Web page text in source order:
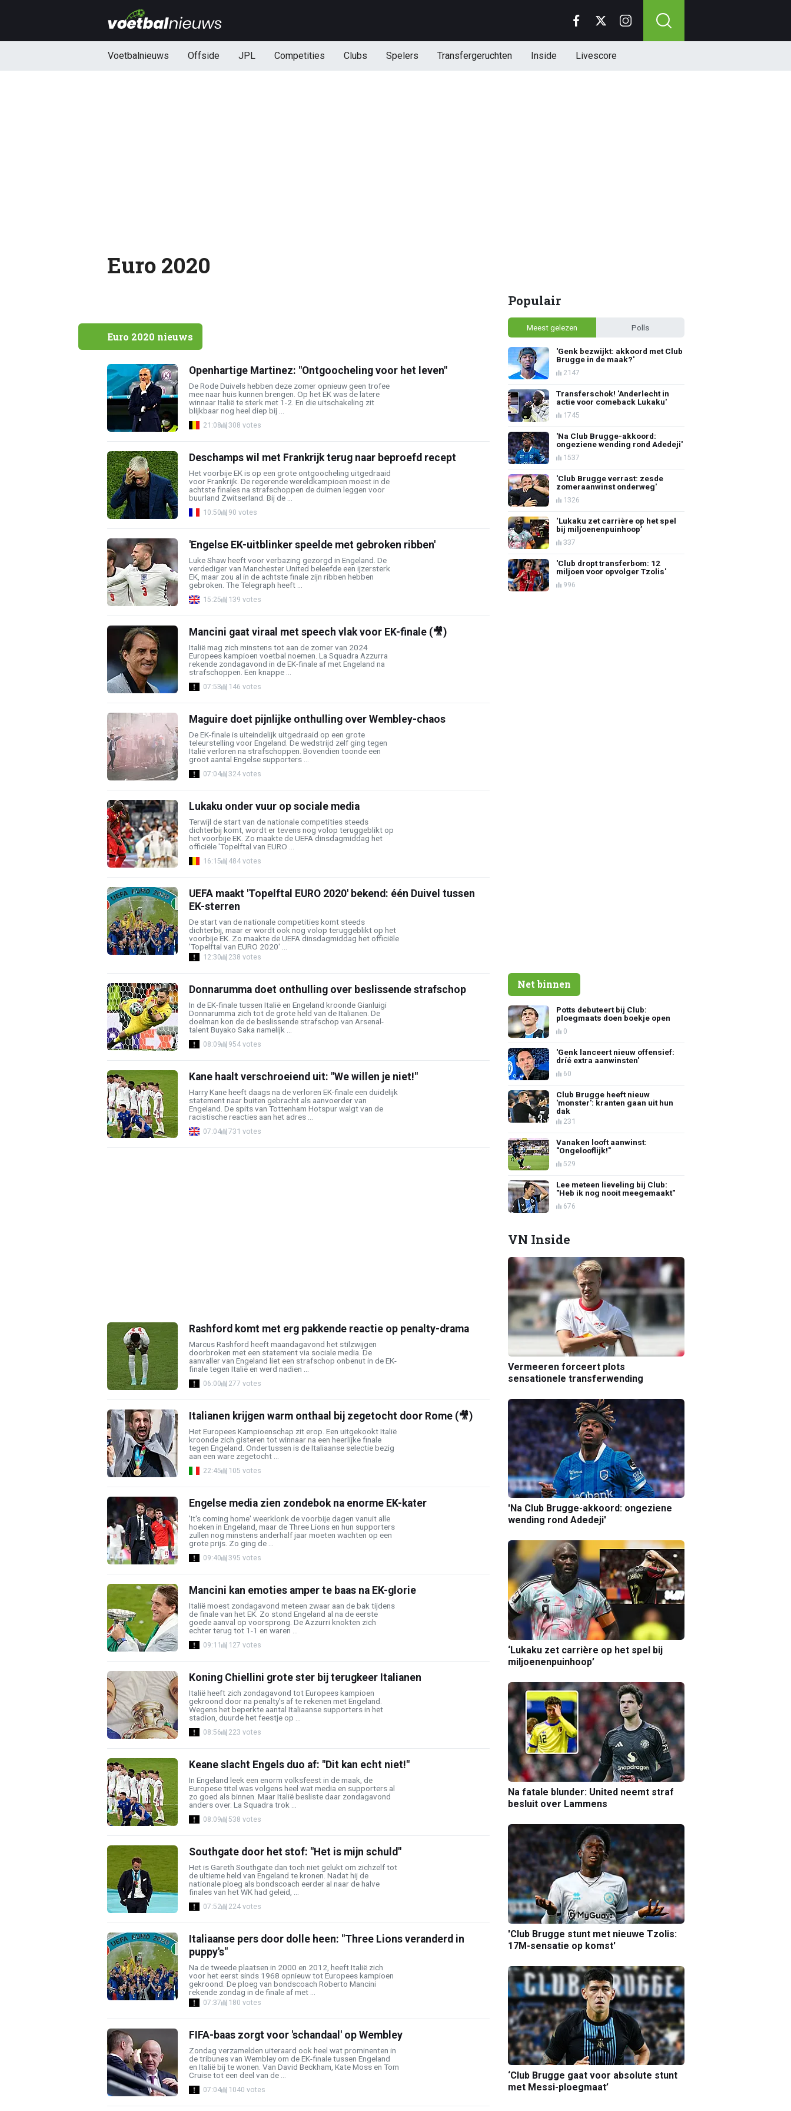
Voetbalnieuws Offside JPL Competities Clubs Spelers Transfergeruchten Inside Livescore
Euro 2020
Euro 2020 nieuws
Openhartige Martinez: "Ontgoocheling voor het leven"
De Rode Duivels hebben deze zomer opnieuw geen trofee
mee naar huis kunnen brengen. Op het EK was de latere
winnaar Italië te sterk met 1-2. En die uitschakeling zit
blijkbaar nog heel diep bij ...
21:08 308 votes
Deschamps wil met Frankrijk terug naar beproefd recept
Het voorbije EK is op een grote ontgoocheling uitgedraaid
voor Frankrijk. De regerende wereldkampioen moest in de
achtste finales na strafschoppen de duimen leggen voor
buurland Zwitserland. Bij de ...
10:50 90 votes
'Engelse EK-uitblinker speelde met gebroken ribben'
Luke Shaw heeft voor verbazing gezorgd in Engeland. De
verdediger van Manchester United beleefde een ijzersterk
EK, maar zou al in de achtste finale zijn ribben hebben
gebroken. The Telegraph heeft ...
15:25 139 votes
Mancini gaat viraal met speech vlak voor EK-finale (🎥)
Italië mag zich minstens tot aan de zomer van 2024
Europees kampioen voetbal noemen. La Squadra Azzurra
rekende zondagavond in de EK-finale af met Engeland na
strafschoppen. Een knappe ...
07:53 146 votes
Maguire doet pijnlijke onthulling over Wembley-chaos
De EK-finale is uiteindelijk uitgedraaid op een grote
teleurstelling voor Engeland. De wedstrijd zelf ging tegen
Italië verloren na strafschoppen. Bovendien toonde een
groot aantal Engelse supporters ...
07:04 324 votes
Lukaku onder vuur op sociale media
Terwijl de start van de nationale competities steeds
dichterbij komt, wordt er tevens nog volop teruggeblikt op
het voorbije EK. Zo maakte de UEFA dinsdagmiddag het
officiële 'Topelftal van EURO ...
16:15 484 votes
UEFA maakt 'Topelftal EURO 2020' bekend: één Duivel tussen
EK-sterren
De start van de nationale competities komt steeds
dichterbij, maar er wordt ook nog volop teruggeblikt op het
voorbije EK. Zo maakte de UEFA dinsdagmiddag het officiële
'Topelftal van EURO 2020' ...
12:30 238 votes
Donnarumma doet onthulling over beslissende strafschop
In de EK-finale tussen Italië en Engeland kroonde Gianluigi
Donnarumma zich tot de grote held van de Italianen. De
doelman kon de de beslissende strafschop van Arsenal-
talent Buyako Saka namelijk ...
08:09 954 votes
Kane haalt verschroeiend uit: "We willen je niet!"
Harry Kane heeft daags na de verloren EK-finale een duidelijk
statement naar buiten gebracht als aanvoerder van
Engeland. De spits van Tottenham Hotspur walgt van de
racistische reacties aan het adres ...
07:04 731 votes
Rashford komt met erg pakkende reactie op penalty-drama
Marcus Rashford heeft maandagavond het stilzwijgen
doorbroken met een statement via sociale media. De
aanvaller van Engeland liet een strafschop onbenut in de EK-
finale tegen Italië en werd nadien ...
06:00 277 votes
Italianen krijgen warm onthaal bij zegetocht door Rome (🎥)
Het Europees Kampioenschap zit erop. Een uitgekookt Italië
kroonde zich gisteren tot winnaar na een heerlijke finale
tegen Engeland. Ondertussen is de Italiaanse selectie bezig
aan een ware zegetocht ...
22:45 105 votes
Engelse media zien zondebok na enorme EK-kater
'It's coming home' weerklonk de voorbije dagen vanuit alle
hoeken in Engeland, maar de Three Lions en hun supporters
zullen nog minstens anderhalf jaar moeten wachten op een
grote prijs. Zo ging de ...
09:40 395 votes
Mancini kan emoties amper te baas na EK-glorie
Italië moest zondagavond meteen zwaar aan de bak tijdens
de finale van het EK. Zo stond Engeland al na de eerste
goede aanval op voorsprong. De Azzurri knokten zich
echter terug tot 1-1 en waren ...
09:11 127 votes
Koning Chiellini grote ster bij terugkeer Italianen
Italië heeft zich zondagavond tot Europees kampioen
gekroond door na penalty's af te rekenen met Engeland.
Wegens het beperkte aantal Italiaanse supporters in het
stadion, duurde het feestje op ...
08:56 223 votes
Keane slacht Engels duo af: "Dit kan echt niet!"
In Engeland leek een enorm volksfeest in de maak, de
Europese titel was volgens heel wat media en supporters al
zo goed als binnen. Maar Italië besliste daar zondagavond
anders over. La Squadra trok ...
08:09 538 votes
Southgate door het stof: "Het is mijn schuld"
Het is Gareth Southgate dan toch niet gelukt om zichzelf tot
de ultieme held van Engeland te kronen. Nadat hij de
nationale ploeg als bondscoach eerder al naar de halve
finales van het WK had geleid, ...
07:52 224 votes
Italiaanse pers door dolle heen: "Three Lions veranderd in
puppy's"
Na de tweede plaatsen in 2000 en 2012, heeft Italië zich
voor het eerst sinds 1968 opnieuw tot Europees kampioen
gekroond. De ploeg van bondscoach Roberto Mancini
rekende zondag in de finale af met ...
07:37 180 votes
FIFA-baas zorgt voor 'schandaal' op Wembley
Zondag verzamelden uiteraard ook heel wat prominenten in
de tribunes van Wembley om de EK-finale tussen Engeland
en Italië bij te wonen. Van David Beckham, Kate Moss en Tom
Cruise tot een deel van de ...
07:04 1040 votes
Populair
Meest gelezen Polls
'Genk bezwijkt: akkoord met Club
Brugge in de maak?'
2147
Transferschok! 'Anderlecht in
actie voor comeback Lukaku'
1745
'Na Club Brugge-akkoord:
ongeziene wending rond Adedeji'
1537
'Club Brugge verrast: zesde
zomeraanwinst onderweg'
1326
‘Lukaku zet carrière op het spel
bij miljoenenpuinhoop’
337
'Club dropt transferbom: 12
miljoen voor opvolger Tzolis'
996
Net binnen
Potts debuteert bij Club:
ploegmaats doen boekje open
0
'Genk lanceert nieuw offensief:
dríé extra aanwinsten'
60
Club Brugge heeft nieuw
'monster': kranten gaan uit hun
dak
231
Vanaken looft aanwinst:
"Ongelooflijk!"
529
Lee meteen lieveling bij Club:
"Heb ik nog nooit meegemaakt"
676
VN Inside
Vermeeren forceert plots
sensationele transferwending
'Na Club Brugge-akkoord: ongeziene
wending rond Adedeji'
‘Lukaku zet carrière op het spel bij
miljoenenpuinhoop’
Na fatale blunder: United neemt straf
besluit over Lammens
'Club Brugge stunt met nieuwe Tzolis:
17M-sensatie op komst'
‘Club Brugge gaat voor absolute stunt
met Messi-ploegmaat’